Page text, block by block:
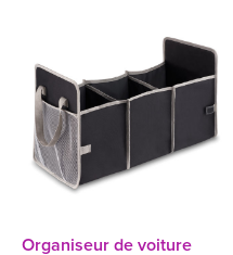
Organiseur de voiture